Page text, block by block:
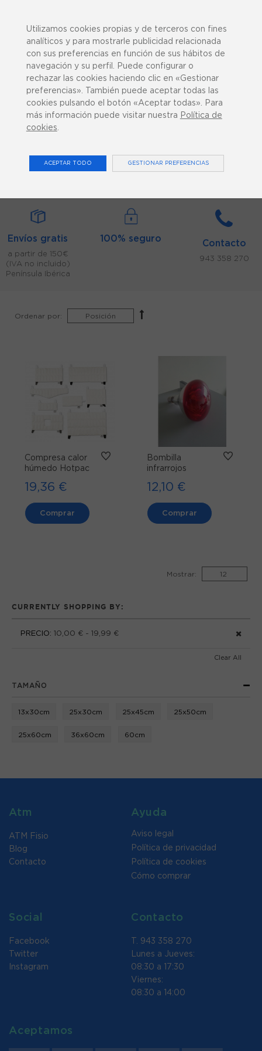
ACCESORIOS TERMOTERAPIA
Envíos gratis
a partir de 150€
(IVA no incluido)
Península Ibérica
100% seguro
Contacto
943 358 270
Ordenar por:
Compresa calor
húmedo Hotpac
19,36 €
Comprar
Bombilla
infrarrojos
12,10 €
Comprar
Mostrar:
CURRENTLY SHOPPING BY:
PRECIO: 10,00 € - 19,99 €
Clear All
TAMAÑO
13x30cm 25x30cm 25x45cm 25x50cm
25x60cm 36x60cm 60cm
Atm
ATM Fisio
Blog
Contacto
Ayuda
Aviso legal
Política de privacidad
Política de cookies
Cómo comprar
Social
Facebook
Twitter
Instagram
Contacto
T. 943 358 270
Lunes a Jueves:
08:30 a 17:30
Viernes:
08:30 a 14:00
Aceptamos
Utilizamos cookies propias y de terceros con fines
analíticos y para mostrarle publicidad relacionada
con sus preferencias en función de sus hábitos de
navegación y su perfil. Puede configurar o
rechazar las cookies haciendo clic en «Gestionar
preferencias». También puede aceptar todas las
cookies pulsando el botón «Aceptar todas». Para
más información puede visitar nuestra Política de
cookies.
ACEPTAR TODO GESTIONAR PREFERENCIAS